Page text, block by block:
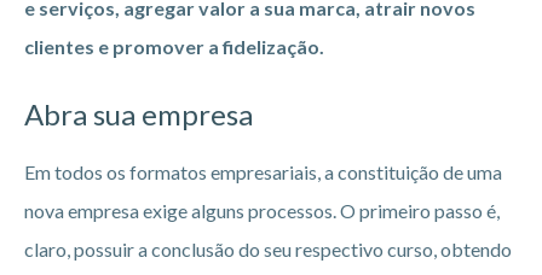
e serviços, agregar valor a sua marca, atrair novos
clientes e promover a fidelização.
Abra sua empresa
Em todos os formatos empresariais, a constituição de uma
nova empresa exige alguns processos. O primeiro passo é,
claro, possuir a conclusão do seu respectivo curso, obtendo